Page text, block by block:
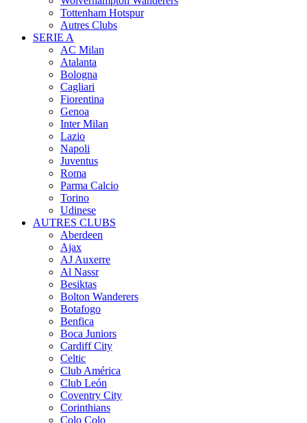
Tottenham Hotspur
Autres Clubs
SERIE A
AC Milan
Atalanta
Bologna
Cagliari
Fiorentina
Genoa
Inter Milan
Lazio
Napoli
Juventus
Roma
Parma Calcio
Torino
Udinese
AUTRES CLUBS
Aberdeen
Ajax
AJ Auxerre
Al Nassr
Besiktas
Bolton Wanderers
Botafogo
Benfica
Boca Juniors
Cardiff City
Celtic
Club América
Club León
Coventry City
Corinthians
Colo Colo